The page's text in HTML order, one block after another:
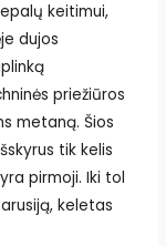
keitimui,
dujos
priežiūros
metaną. Šios
tik kelis
pirmoji. Iki tol
keletas